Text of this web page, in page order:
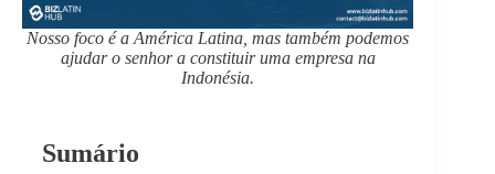
Nosso foco é a América Latina, mas também podemos
ajudar o senhor a constituir uma empresa na
Indonésia.
Sumário